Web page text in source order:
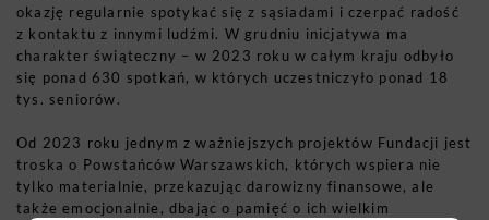
okazję regularnie spotykać się z sąsiadami i czerpać radość
z kontaktu z innymi ludźmi. W grudniu inicjatywa ma
charakter świąteczny – w 2023 roku w całym kraju odbyło
się ponad 630 spotkań, w których uczestniczyło ponad 18
tys. seniorów.
Od 2023 roku jednym z ważniejszych projektów Fundacji jest
troska o Powstańców Warszawskich, których wspiera nie
tylko materialnie, przekazując darowizny finansowe, ale
także emocjonalnie, dbając o pamięć o ich wielkim